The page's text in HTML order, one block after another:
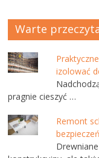
Warte
izolować
pragnie cieszyć …
Remont